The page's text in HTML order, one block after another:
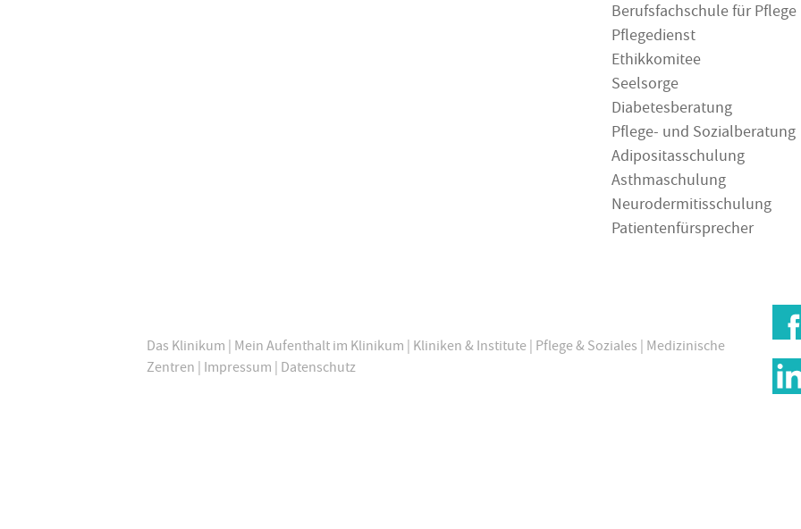
Berufsfachschule für Pflege
Pflegedienst
Ethikkomitee
Seelsorge
Diabetesberatung
Pflege- und Sozialberatung
Adipositasschulung
Asthmaschulung
Neurodermitisschulung
Patientenfürsprecher
Das Klinikum Mein Aufenthalt im Klinikum Kliniken & Institute Pflege & Soziales Medizinische
Zentren Impressum Datenschutz